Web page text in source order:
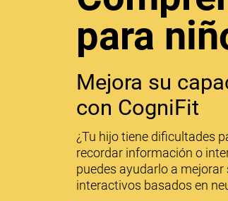
para
Mejora su
con CogniFit
¿Tu hijo tiene dificultades
recordar información o
puedes ayudarlo a mejorar
interactivos basados en